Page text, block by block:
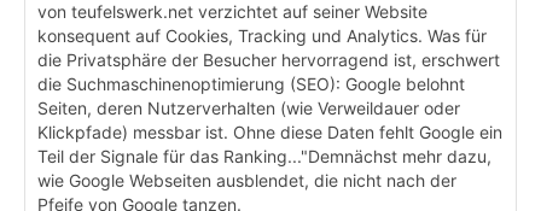
von teufelswerk.net verzichtet auf seiner Website
konsequent auf Cookies, Tracking und Analytics. Was für
die Privatsphäre der Besucher hervorragend ist, erschwert
die Suchmaschinenoptimierung (SEO): Google belohnt
Seiten, deren Nutzerverhalten (wie Verweildauer oder
Klickpfade) messbar ist. Ohne diese Daten fehlt Google ein
Teil der Signale für das Ranking..."Demnächst mehr dazu,
wie Google Webseiten ausblendet, die nicht nach der
Pfeife von Google tanzen.